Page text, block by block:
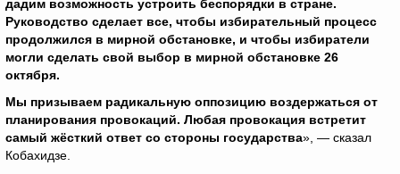
дадим возможность устроить беспорядки в стране.
Руководство сделает все, чтобы избирательный процесс
продолжился в мирной обстановке, и чтобы избиратели
могли сделать свой выбор в мирной обстановке 26
октября.
Мы призываем радикальную оппозицию воздержаться от
планирования провокаций. Любая провокация встретит
самый жёсткий ответ со стороны государства», — сказал
Кобахидзе.